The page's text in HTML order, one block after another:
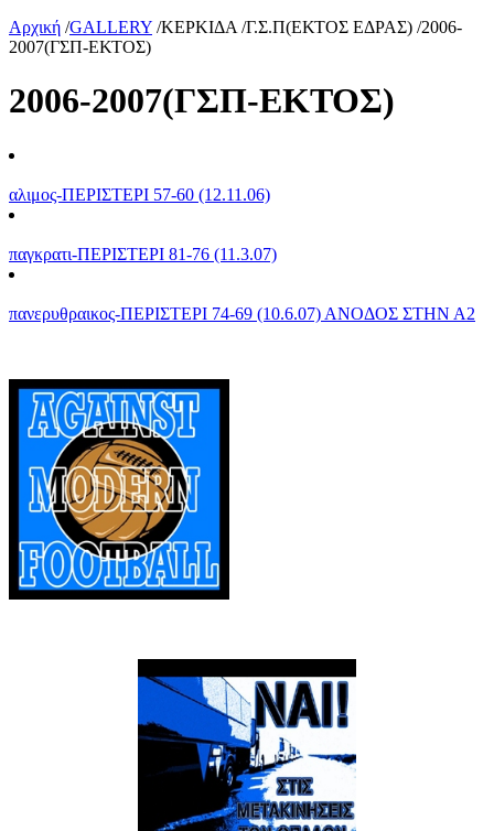
Αρχική /GALLERY /ΚΕΡΚΙΔΑ /Γ.Σ.Π(ΕΚΤΟΣ ΕΔΡΑΣ) /2006-
2007(ΓΣΠ-ΕΚΤΟΣ)
2006-2007(ΓΣΠ-ΕΚΤΟΣ)
αλιμος-ΠΕΡΙΣΤΕΡΙ 57-60 (12.11.06)
παγκρατι-ΠΕΡΙΣΤΕΡΙ 81-76 (11.3.07)
πανερυθραικος-ΠΕΡΙΣΤΕΡΙ 74-69 (10.6.07) ΑΝΟΔΟΣ ΣΤΗΝ Α2